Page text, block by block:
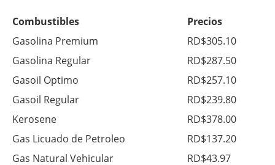
Combustibles
Precios
Gasolina Premium
RD$305.10
Gasolina Regular
RD$287.50
Gasoil Optimo
RD$257.10
Gasoil Regular
RD$239.80
Kerosene
RD$378.00
Gas Licuado de Petroleo
RD$137.20
Gas Natural Vehicular
RD$43.97